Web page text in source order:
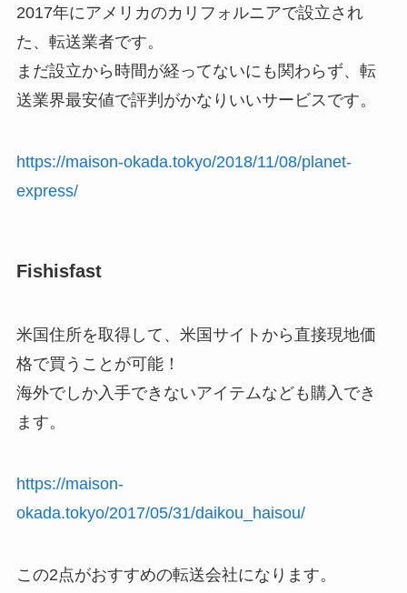
2017年にアメリカのカリフォルニアで設立され
た、転送業者です。
まだ設立から時間が経ってないにも関わらず、転
送業界最安値で評判がかなりいいサービスです。
https://maison-okada.tokyo/2018/11/08/planet-
express/
Fishisfast
米国住所を取得して、米国サイトから直接現地価
格で買うことが可能！
海外でしか入手できないアイテムなども購入でき
ます。
https://maison-
okada.tokyo/2017/05/31/daikou_haisou/
この2点がおすすめの転送会社になります。